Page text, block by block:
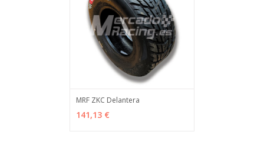
AÑADIR
MRF ZKC Delantera
141,13 €